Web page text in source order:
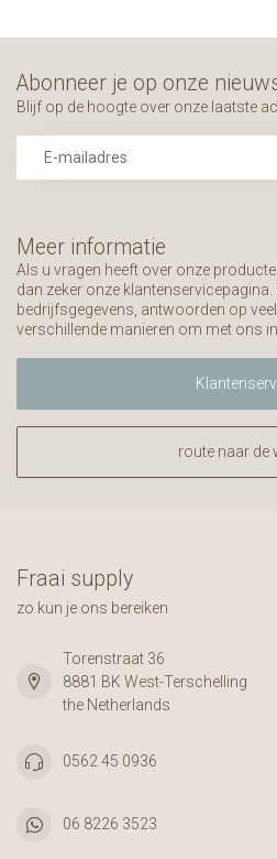
Meer informatie
Als u vragen heeft over onze
dan zeker onze klantenservicepagina.
bedrijfsgegevens, antwoorden op
verschillende manieren om met ons
route naar de
Abonneer je op onze
Blijf op de hoogte over onze laatste
Fraai supply
zo kun je ons bereiken
Torenstraat 36
8881 BK West-Terschelling
the Netherlands
0562 45 0936
06 8226 3523